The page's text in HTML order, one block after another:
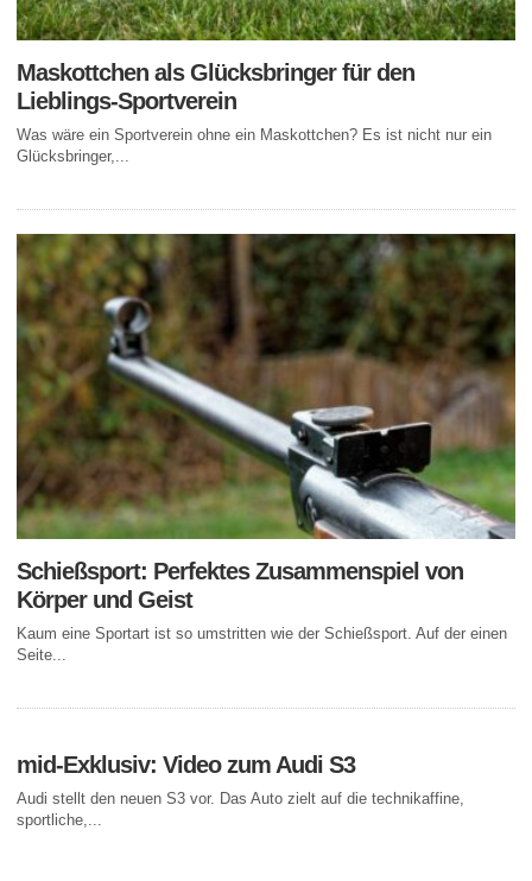
Maskottchen als Glücksbringer für den
Lieblings-Sportverein
Was wäre ein Sportverein ohne ein Maskottchen? Es ist nicht nur ein
Glücksbringer,...
Schießsport: Perfektes Zusammenspiel von
Körper und Geist
Kaum eine Sportart ist so umstritten wie der Schießsport. Auf der einen
Seite...
mid-Exklusiv: Video zum Audi S3
Audi stellt den neuen S3 vor. Das Auto zielt auf die technikaffine,
sportliche,...